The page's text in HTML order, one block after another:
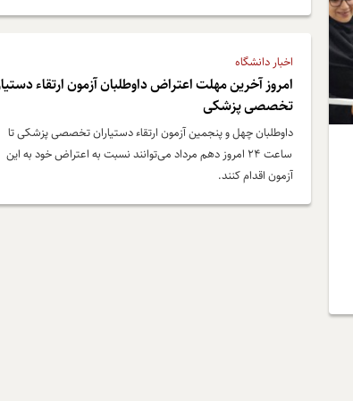
اخبار دانشگاه
امروز آخرین مهلت اعتراض داوطلبان آزمون ارتقاء
تخصصی پزشکی
داوطلبان چهل و پنجمین آزمون ارتقاء دستیاران تخصصی پزشکی تا
ساعت ۲۴ امروز دهم مرداد می‌توانند نسبت به اعتراض خود به این
آزمون اقدام کنند.